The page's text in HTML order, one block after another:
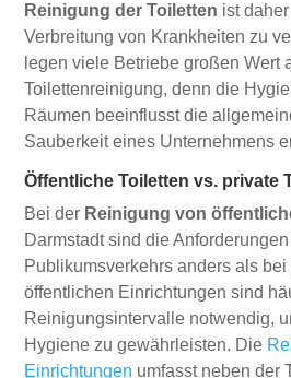
Reinigung der Toiletten ist
Verbreitung von Krankheiten zu
legen viele Betriebe großen Wert
Toilettenreinigung, denn die
Räumen beeinflusst die
Sauberkeit eines Unternehmens
Öffentliche Toiletten vs. private
Bei der Reinigung von
Darmstadt sind die
Publikumsverkehrs anders als bei
öffentlichen Einrichtungen sind
Reinigungsintervalle notwendig,
Hygiene zu gewährleisten. Die
Einrichtungen umfasst neben der